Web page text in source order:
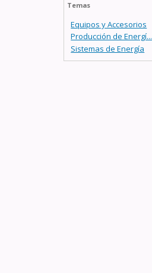
Temas
Equipos y Accesorios
Producción de Energí...
Sistemas de Energía